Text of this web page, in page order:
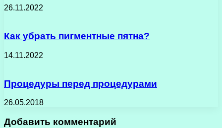
26.11.2022
Как убрать пигментные пятна?
14.11.2022
Процедуры перед процедурами
26.05.2018
Добавить комментарий